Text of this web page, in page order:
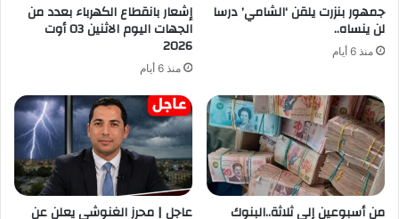
جمهور بنزرت يلقن ‘الشامي’ درسا
لن ينساه..
منذ 6 أيام
إشعار بانقطاع الكهرباء بعدد من
الجهات اليوم الاثنين 03 أوت
2026
منذ 6 أيام
من أسبوعين إلى ثلاثة..البنوك عاجل | محرز الغنوشي يعلن عن